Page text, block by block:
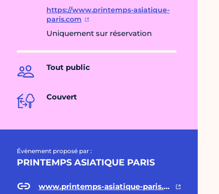
https://www.printemps-asiatique-
paris.com
Uniquement sur réservation
Tout public
Couvert
Évènement proposé par :
PRINTEMPS ASIATIQUE PARIS
www.printemps-asiatique-paris.com